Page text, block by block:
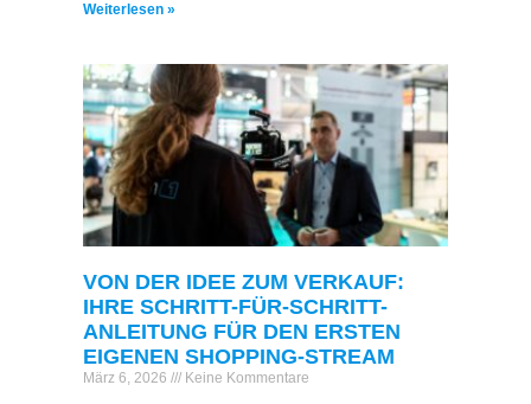
Weiterlesen »
VON DER IDEE ZUM VERKAUF:
IHRE SCHRITT-FÜR-SCHRITT-
ANLEITUNG FÜR DEN ERSTEN
EIGENEN SHOPPING-STREAM
März 6, 2026 Keine Kommentare